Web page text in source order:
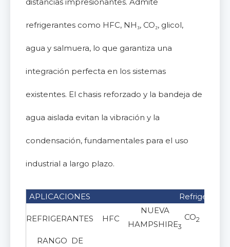
refrigerantes como HFC, NH₃, CO₂, glicol,
agua y salmuera, lo que garantiza una
integración perfecta en los sistemas
existentes. El chasis reforzado y la bandeja de
agua aislada evitan la vibración y la
condensación, fundamentales para el uso
industrial a largo plazo.
APLICACIONES
REFRIGERANTES HFC
NUEVA
HAMPSHIRE3
CO2
RANGO DE